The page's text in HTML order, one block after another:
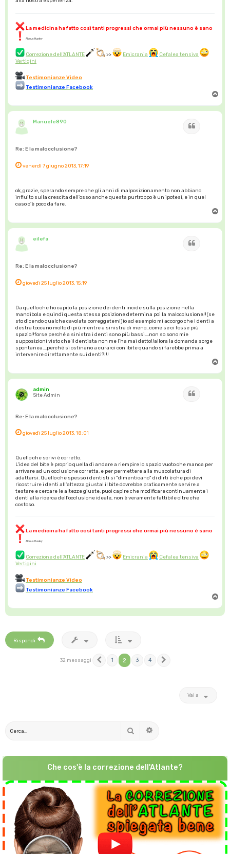
La medicina ha fatto così tanti progressi che ormai più nessuno è sano
Aldous Huxley
Correzione dell'ATLANTE >> Emicrania
Cefalea tensiva
Vertigini
Testimonianze Video
Testimonianze Facebook
p
Manuele890
Re: E la malocclusione?
venerdì 7 giugno 2013, 17:19
ok, grazie, sperando sempre che gli anni di malposizionamento non abbiano
influito sulla crescita dell'osso anche questa purtroppo è un ipotesi, e in quel
caso c'è poco da fare.
p
eilefa
Re: E la malocclusione?
giovedì 25 luglio 2013, 15:19
Da quello che ho capito la posizione dei denti incide sulla posizione nella
mandibola e quindi questa stessa posizione determina poi la malocclusione!!(se
sto dicendo qualche cavolata correggetemi)io ad esempio mi accorgo che i denti a
destra toccano molto di più mentre a sinistra di meno...come se ci fosse più
spazio!!forse perché a sinistra i denti sono più bassi....non so sono mie
supposizioni visto che il dentista non me l'ha mai detto!!allora la domanda sorge
spontanea....perché si ostinano a curarci con ibite quando si farebbe prima a
intervenire direttamente sui denti?!!!
p
admin
Site Admin
Re: E la malocclusione?
giovedì 25 luglio 2013, 18:01
Quello che scrivi è corretto.
L'idea del bite è proprio quella di andare a riempire lo spazio vuoto che manca per
arrivare ad un occlusione corretta, e per permettere alla muscolatura di
adattarsi. Quello che spesso i dentisti si "dimenticano" di dirti è che poi devi
ricostruire i denti all'altezza giusta! il bite dovrebbe praticamente servire a
testare e cercare le altezze giuste, puoi capire che modificare continuamente i
denti alla ricerca dell'occlusione ideale, non è veramente fattibile oltre che
costoso.
La medicina ha fatto così tanti progressi che ormai più nessuno è sano
Aldous Huxley
Correzione dell'ATLANTE >> Emicrania
Cefalea tensiva
Vertigini
Testimonianze Video
Testimonianze Facebook
p
Rispondi
32 messaggi Precedente
1 2 3 4
Vai a
Cerca
Che cos'è la correzione dell'Atlante?